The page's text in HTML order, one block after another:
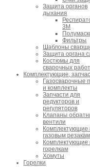
Защита органов
дыхания
3M
Фильтры
Шаблоны
Защита органа
Костюмы для
сварочных работ
Комплектующие,
Газосварочные
и комплекты
Запчасти для
редукторов и
регуляторов
Клапаны
вентили
Комплектующие
газовым резакам
Комплектующие
горелкам
Хомуты
Горелки